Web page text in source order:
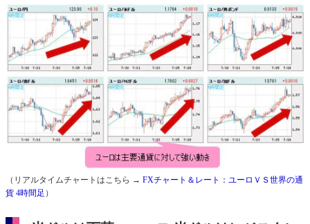
（リアルタイムチャートはこちら → FXチャート＆レート：ユーロＶＳ世界の通
貨 4時間足 ）